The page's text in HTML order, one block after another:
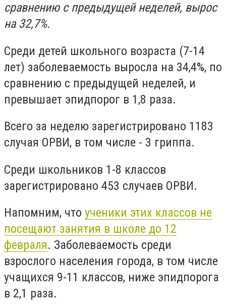
сравнению с предыдущей неделей, вырос
на 32,7%.
Среди детей школьного возраста (7-14
лет) заболеваемость выросла на 34,4%, по
сравнению с предыдущей неделей, и
превышает эпидпорог в 1,8 раза.
Всего за неделю зарегистрировано 1183
случая ОРВИ, в том числе - 3 гриппа.
Среди школьников 1-8 классов
зарегистрировано 453 случаев ОРВИ.
Напомним, что ученики этих классов не
посещают занятия в школе до 12
февраля. Заболеваемость среди
взрослого населения города, в том числе
учащихся 9-11 классов, ниже эпидпорога
в 2,1 раза.